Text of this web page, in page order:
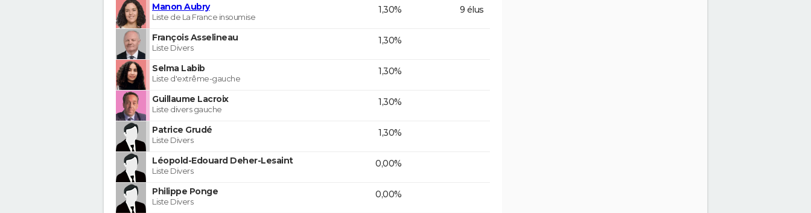
Manon Aubry
Liste de La France insoumise
1,30% 9 élus
François Asselineau
Liste Divers
1,30%
Selma Labib
Liste d'extrême-gauche
1,30%
Guillaume Lacroix
Liste divers gauche
1,30%
Patrice Grudé
Liste Divers
1,30%
Léopold-Edouard Deher-Lesaint
Liste Divers
0,00%
Philippe Ponge
Liste Divers
0,00%